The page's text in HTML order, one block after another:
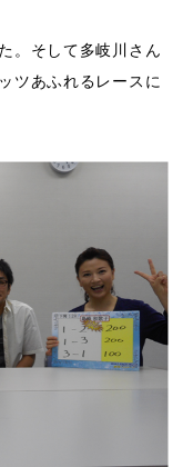
。そして多岐川さん
ツあふれるレースに